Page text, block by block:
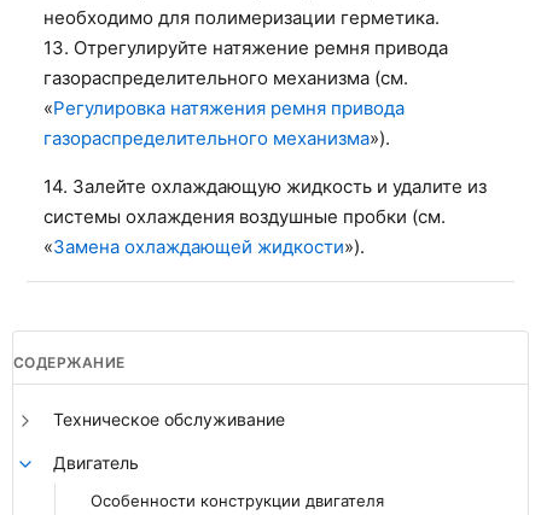
необходимо для полимеризации герметика.
13. Отрегулируйте натяжение ремня привода
газораспределительного механизма (см.
«Регулировка натяжения ремня привода
газораспределительного механизма»).
14. Залейте охлаждающую жидкость и удалите из
системы охлаждения воздушные пробки (см.
«Замена охлаждающей жидкости»).
СОДЕРЖАНИЕ
Техническое обслуживание
Двигатель
Особенности конструкции двигателя